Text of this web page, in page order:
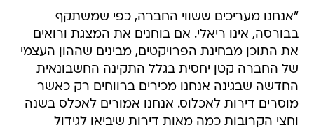
"אנחנו מעריכים ששווי החברה, כפי שמשתקף
בבורסה, אינו ריאלי. אם בוחנים את המצגת ורואים
את התוכן מבחינת הפרויקטים, מבינים שההון העצמי
של החברה קטן יחסית בגלל התקינה החשבונאית
החדשה שבגינה אנחנו מכירים ברווחים רק כאשר
מוסרים דירות לאכלוס. אנחנו אמורים לאכלס בשנה
וחצי הקרובות כמה מאות דירות שיביאו לגידול